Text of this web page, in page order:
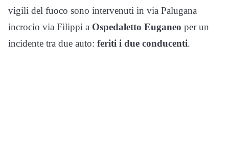
vigili del fuoco sono intervenuti in via Palugana
incrocio via Filippi a Ospedaletto Euganeo per un
incidente tra due auto: feriti i due conducenti.